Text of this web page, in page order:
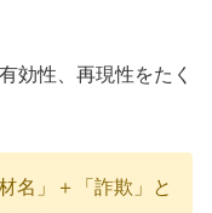
効性、再現性をたく
名」＋「詐欺」と